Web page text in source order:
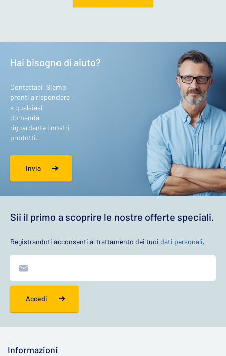
Hai bisogno di aiuto?
Contattaci. Siamo
pronti a rispondere
a qualsiasi
domanda
riguardante i nostri
prodotti.
Invia
Sii il primo a scoprire le nostre offerte speciali.
Registrandoti acconsenti al trattamento dei tuoi dati personali.
Accedi
Informazioni